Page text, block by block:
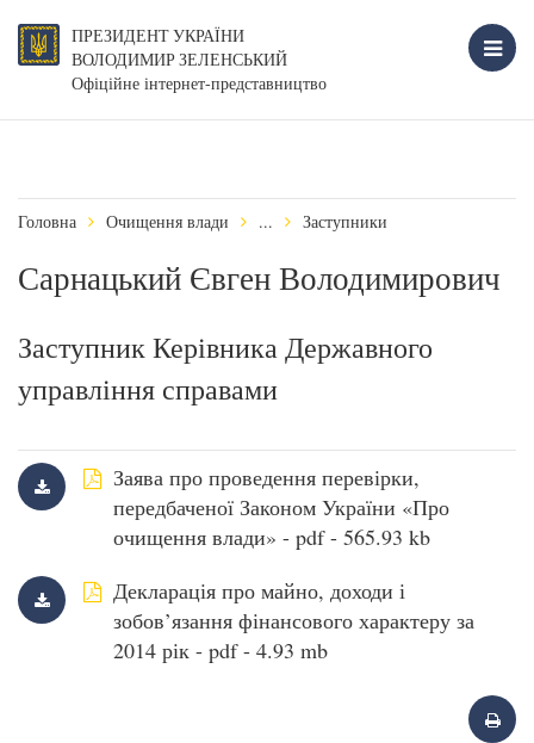
ПРЕЗИДЕНТ УКРАЇНИ
ВОЛОДИМИР ЗЕЛЕНСЬКИЙ
Офіційне інтернет-представництво
Головна Очищення влади ... Заступники
Сарнацький Євген Володимирович
Заступник Керівника Державного
управління справами
Заява про проведення перевірки,
передбаченої Законом України «Про
очищення влади» - pdf - 565.93 kb
Декларація про майно, доходи і
зобов’язання фінансового характеру за
2014 рік - pdf - 4.93 mb